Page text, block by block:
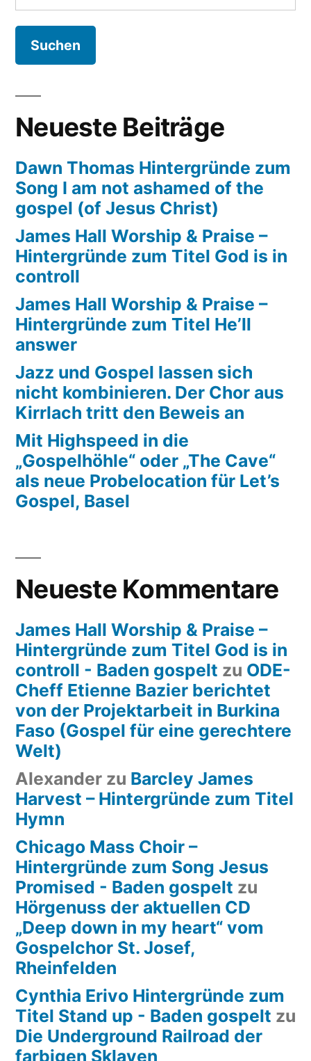
„Gospelhöhle“
Probelocation
Let’s
Gospel,
Basel
nach:
Neueste Beiträge
Dawn Thomas Hintergründe zum
Song I am not ashamed of the
gospel (of Jesus Christ)
James Hall Worship & Praise –
Hintergründe zum Titel God is in
controll
James Hall Worship & Praise –
Hintergründe zum Titel He’ll
answer
Jazz und Gospel lassen sich
nicht kombinieren. Der Chor aus
Kirrlach tritt den Beweis an
Mit Highspeed in die
„Gospelhöhle“ oder „The Cave“
als neue Probelocation für Let’s
Gospel, Basel
Neueste Kommentare
James Hall Worship & Praise –
Hintergründe zum Titel God is in
controll - Baden gospelt zu ODE-
Cheff Etienne Bazier berichtet
von der Projektarbeit in Burkina
Faso (Gospel für eine gerechtere
Welt)
Alexander zu Barcley James
Harvest – Hintergründe zum Titel
Hymn
Chicago Mass Choir –
Hintergründe zum Song Jesus
Promised - Baden gospelt zu
Hörgenuss der aktuellen CD
„Deep down in my heart“ vom
Gospelchor St. Josef,
Rheinfelden
Cynthia Erivo Hintergründe zum
Titel Stand up - Baden gospelt zu
Die Underground Railroad der
farbigen Sklaven